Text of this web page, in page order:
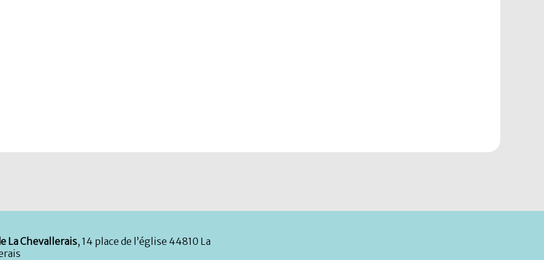
La Chevallerais, 14 place de l’église 44810 La